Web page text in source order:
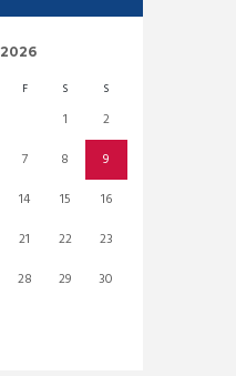
2026
F S S
1
2
7 8
9
14 15
16
21 22
23
28 29
30